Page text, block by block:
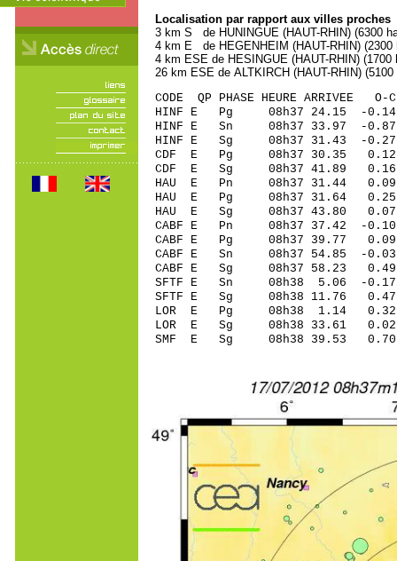
Localisation par rapport aux villes proches
3 km S de HUNINGUE (HAUT-RHIN) (6300
4 km E de HEGENHEIM (HAUT-RHIN) (2300
4 km ESE de HESINGUE (HAUT-RHIN) (1700
26 km ESE de ALTKIRCH (HAUT-RHIN)
CODE QP PHASE HEURE
HINF E Pg 08h37 24.15 -
HINF E Sn 08h37 33.97 -
HINF E Sg 08h37 31.43 -
CDF E Pg 08h37 30.35 0.12
CDF E Sg 08h37 41.89
HAU E Pn 08h37 31.44 0.09
HAU E Pg 08h37 31.64 0.25
HAU E Sg 08h37 43.80
CABF E Pn 08h37 37.42 -0.10
CABF E Pg 08h37 39.77 0.09
CABF E Sn 08h37 54.85 -0.03
CABF E Sg 08h37 58.23
SFTF E Sn 08h38 5.06 -0.17
SFTF E Sg 08h38 11.76
LOR E Pg 08h38 1.14 0.32
LOR E Sg 08h38 33.61
SMF E Sg 08h38 39.53